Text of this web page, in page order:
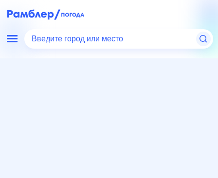
Введите город или место